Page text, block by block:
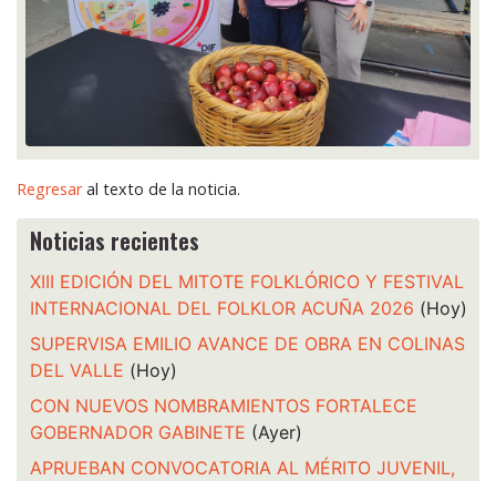
Regresaral texto de la noticia.
Noticias recientes
XIII EDICIÓN DEL MITOTE FOLKLÓRICO Y FESTIVAL
INTERNACIONAL DEL FOLKLOR ACUÑA 2026 (Hoy)
SUPERVISA EMILIO AVANCE DE OBRA EN COLINAS
DEL VALLE (Hoy)
CON NUEVOS NOMBRAMIENTOS FORTALECE
GOBERNADOR GABINETE (Ayer)
APRUEBAN CONVOCATORIA AL MÉRITO JUVENIL,